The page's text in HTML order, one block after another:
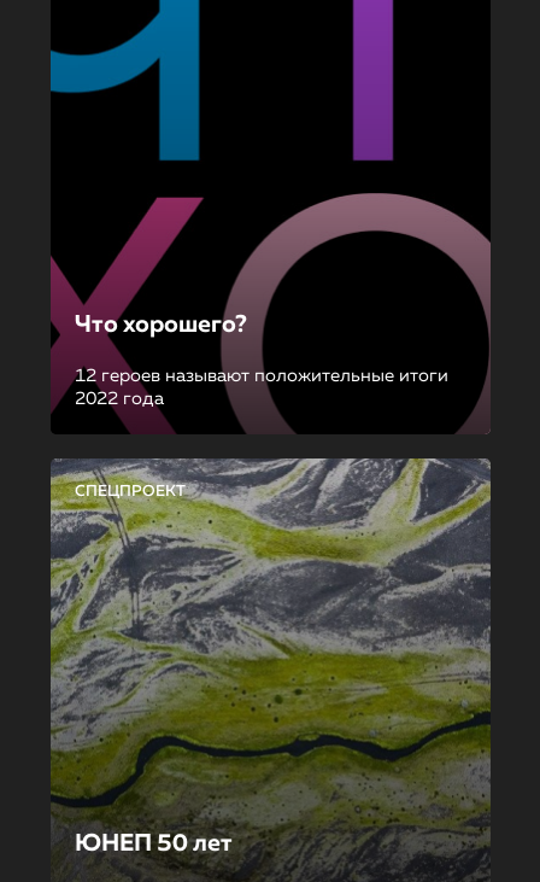
Что хорошего?
12 героев называют положительные итоги
2022 года
СПЕЦПРОЕКТ
ЮНЕП 50 лет